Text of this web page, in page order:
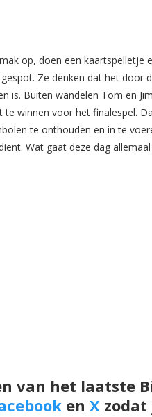
op, doen een kaartspelletje
Ze denken dat het door
is. Buiten wandelen Tom en
winnen voor het finalespel.
te onthouden en in te
Wat gaat deze dag
van het laatste
en Xzodat